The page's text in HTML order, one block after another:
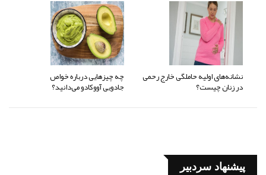
نشانه‌های اولیه حاملگی خارج رحمی
در زنان چیست؟
چه چیزهایی درباره خواص
جادویی آووکادو می‌دانید؟
پیشنهاد سردبیر